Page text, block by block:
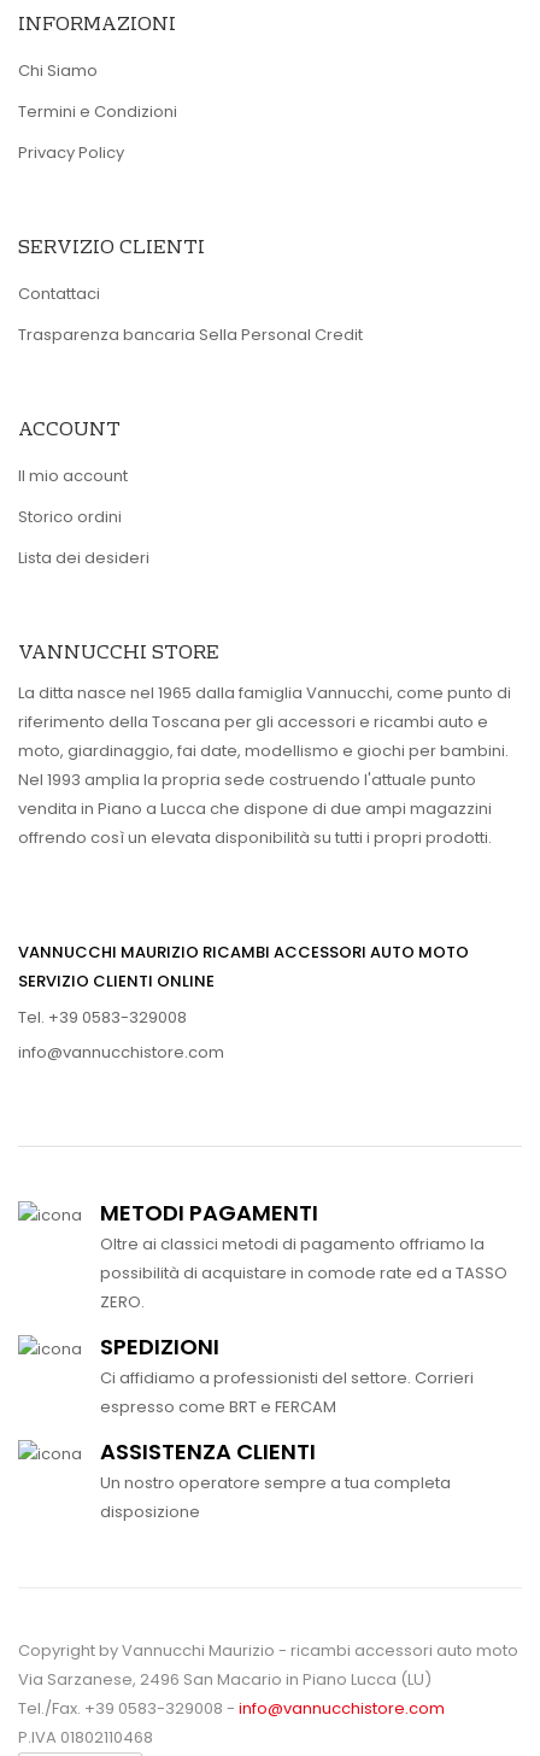
INFORMAZIONI
Chi Siamo
Termini e Condizioni
Privacy Policy
SERVIZIO CLIENTI
Contattaci
Trasparenza bancaria Sella Personal Credit
ACCOUNT
Il mio account
Storico ordini
Lista dei desideri
VANNUCCHI STORE
La ditta nasce nel 1965 dalla famiglia Vannucchi, come punto di
riferimento della Toscana per gli accessori e ricambi auto e
moto, giardinaggio, fai date, modellismo e giochi per bambini.
Nel 1993 amplia la propria sede costruendo l'attuale punto
vendita in Piano a Lucca che dispone di due ampi magazzini
offrendo così un elevata disponibilità su tutti i propri prodotti.
VANNUCCHI MAURIZIO RICAMBI ACCESSORI AUTO MOTO
SERVIZIO CLIENTI ONLINE
Tel. +39 0583-329008
info@vannucchistore.com
METODI PAGAMENTI
Oltre ai classici metodi di pagamento offriamo la
possibilità di acquistare in comode rate ed a TASSO
ZERO.
SPEDIZIONI
Ci affidiamo a professionisti del settore. Corrieri
espresso come BRT e FERCAM
ASSISTENZA CLIENTI
Un nostro operatore sempre a tua completa
disposizione
Copyright by Vannucchi Maurizio - ricambi accessori auto moto
Via Sarzanese, 2496 San Macario in Piano Lucca (LU)
Tel./Fax. +39 0583-329008 - info@vannucchistore.com
P.IVA 01802110468